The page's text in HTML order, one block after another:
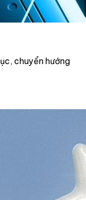
chuyển hướng